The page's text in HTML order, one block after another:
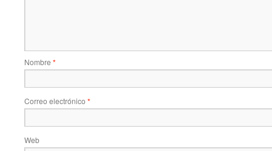
Nombre *
Correo electrónico *
Web